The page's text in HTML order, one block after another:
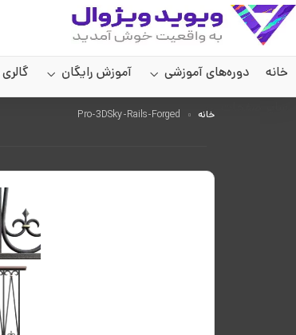
خانه دوره‌های آموزشی آموزش رایگان
خانه